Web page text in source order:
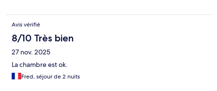
Avis vérifié
8/10 Très bien
27 nov. 2025
La chambre est ok.
Fred, séjour de 2 nuits